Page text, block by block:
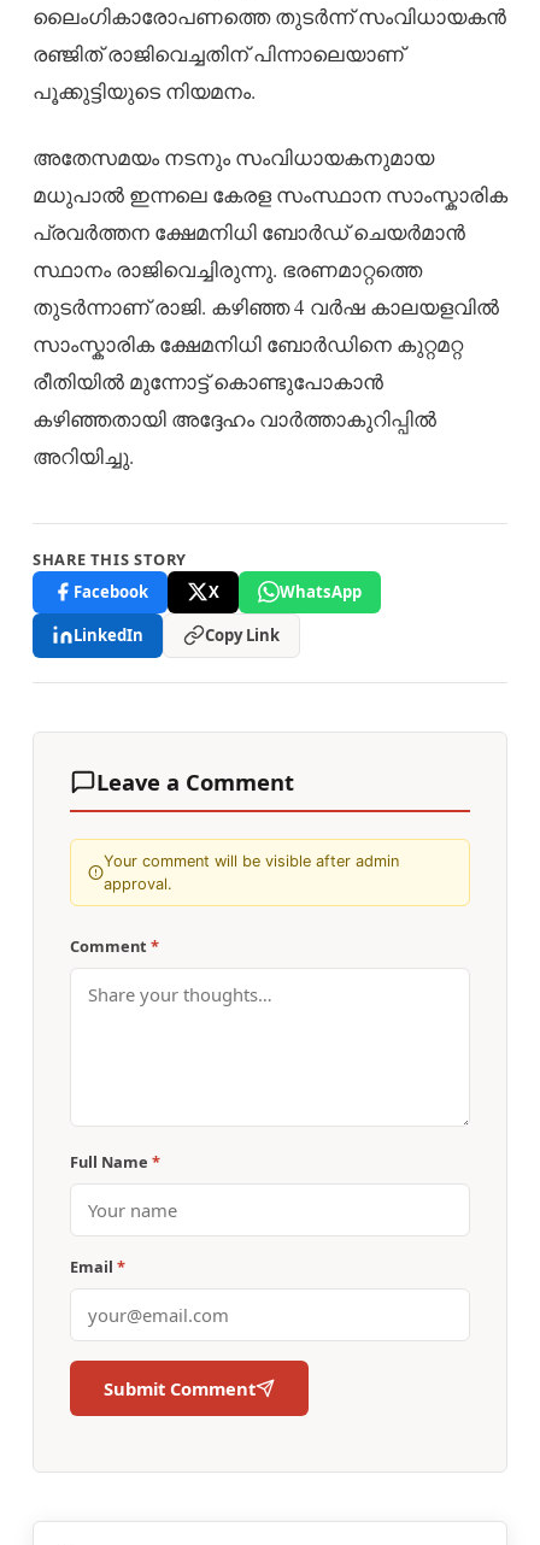
ലൈംഗികാരോപണത്തെ തുടര്‍ന്ന് സംവിധായകൻ
രഞ്ജിത് രാജിവെച്ചതിന് പിന്നാലെയാണ്
പൂക്കുട്ടിയുടെ നിയമനം.
അതേസമയം നടനും സംവിധായകനുമായ
മധുപാൽ ഇന്നലെ കേരള സംസ്ഥാന സാംസ്കാരിക
പ്രവർത്തന ക്ഷേമനിധി ബോർഡ് ചെയർമാൻ
സ്ഥാനം രാജിവെച്ചിരുന്നു. ഭരണമാറ്റത്തെ
തുടര്‍ന്നാണ് രാജി. കഴിഞ്ഞ 4 വർഷ കാലയളവിൽ
സാംസ്കാരിക ക്ഷേമനിധി ബോർഡിനെ കുറ്റമറ്റ
രീതിയിൽ മുന്നോട്ട് കൊണ്ടുപോകാൻ
കഴിഞ്ഞതായി അദ്ദേഹം വാർത്താകുറിപ്പിൽ
അറിയിച്ചു.
SHARE THIS STORY
Facebook
X
WhatsApp
LinkedIn
Copy Link
Leave a Comment
Your comment will be visible after admin
approval.
Comment *
Full Name *
Email *
Submit Comment